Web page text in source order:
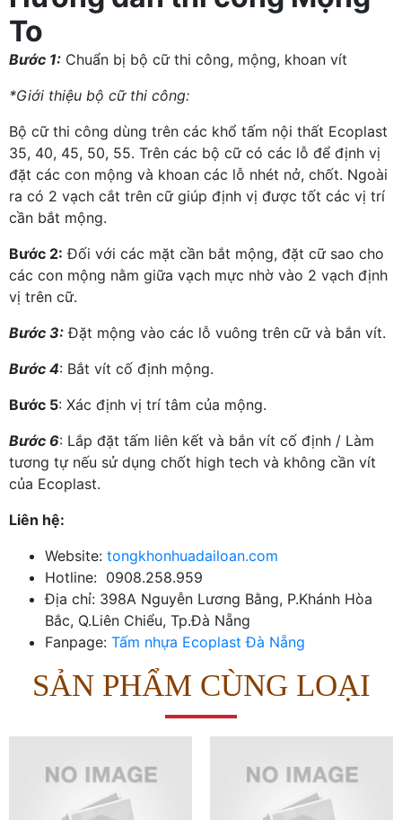
To
Bước 1: Chuẩn bị bộ cữ thi công, mộng, khoan vít
*Giới thiệu bộ cữ thi công:
Bộ cữ thi công dùng trên các khổ tấm nội thất Ecoplast
35, 40, 45, 50, 55. Trên các bộ cữ có các lỗ để định vị
đặt các con mộng và khoan các lỗ nhét nở, chốt. Ngoài
ra có 2 vạch cắt trên cữ giúp định vị được tốt các vị trí
cần bắt mộng.
Bước 2: Đối với các mặt cần bắt mộng, đặt cữ sao cho
các con mộng nằm giữa vạch mực nhờ vào 2 vạch định
vị trên cữ.
Bước 3: Đặt mộng vào các lỗ vuông trên cữ và bắn vít.
Bước 4: Bắt vít cố định mộng.
Bước 5: Xác định vị trí tâm của mộng.
Bước 6: Lắp đặt tấm liên kết và bắn vít cố định / Làm
tương tự nếu sử dụng chốt high tech và không cần vít
của Ecoplast.
Liên hệ:
Website: tongkhonhuadailoan.com
Hotline: 0908.258.959
Địa chỉ: 398A Nguyễn Lương Bằng, P.Khánh Hòa
Bắc, Q.Liên Chiểu, Tp.Đà Nẵng
Fanpage: Tấm nhựa Ecoplast Đà Nẵng
SẢN PHẨM CÙNG LOẠI